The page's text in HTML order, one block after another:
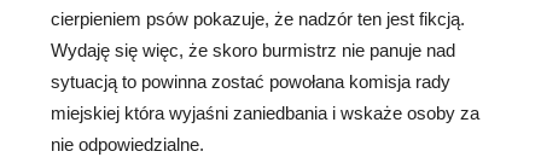
cierpieniem psów pokazuje, że nadzór ten jest fikcją.
Wydaję się więc, że skoro burmistrz nie panuje nad
sytuacją to powinna zostać powołana komisja rady
miejskiej która wyjaśni zaniedbania i wskaże osoby za
nie odpowiedzialne.